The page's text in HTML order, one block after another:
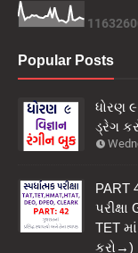
1163260
Popular Posts
ધોરણ
ડ્રેગ
PART
TET
કરો→)